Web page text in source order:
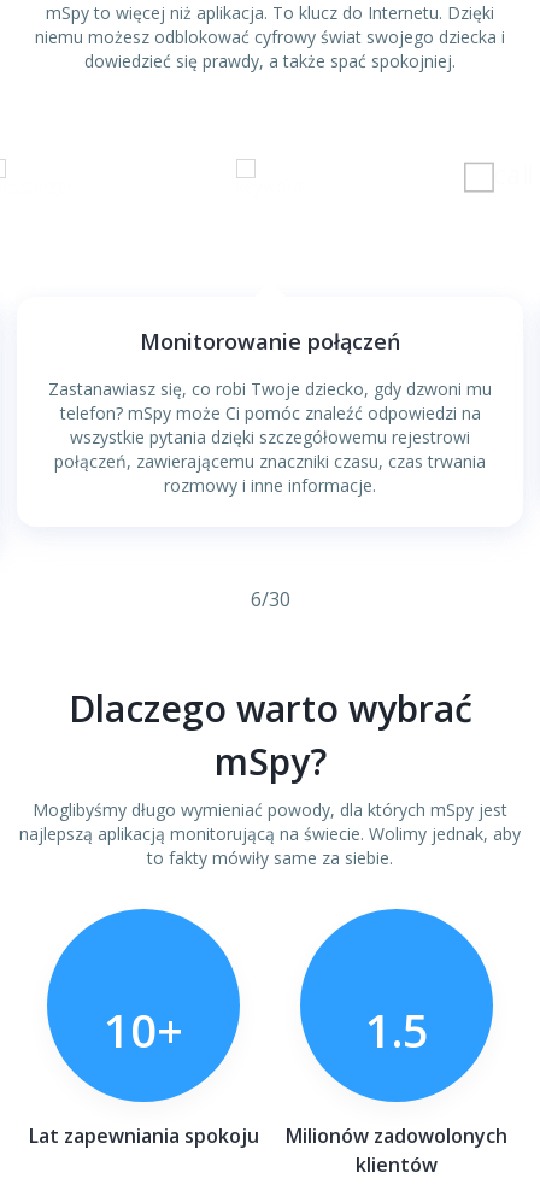
mSpy to więcej niż aplikacja. To klucz do Internetu. Dzięki
niemu możesz odblokować cyfrowy świat swojego dziecka i
dowiedzieć się prawdy, a także spać spokojniej.
Monitorowanie połączeń
Zastanawiasz się, co robi Twoje dziecko, gdy dzwoni mu
telefon? mSpy może Ci pomóc znaleźć odpowiedzi na
wszystkie pytania dzięki szczegółowemu rejestrowi
połączeń, zawierającemu znaczniki czasu, czas trwania
rozmowy i inne informacje.
6/30
Dlaczego warto wybrać
mSpy?
Moglibyśmy długo wymieniać powody, dla których mSpy jest
najlepszą aplikacją monitorującą na świecie. Wolimy jednak, aby
to fakty mówiły same za siebie.
10+
Lat zapewniania spokoju
1.5
Milionów zadowolonych
klientów